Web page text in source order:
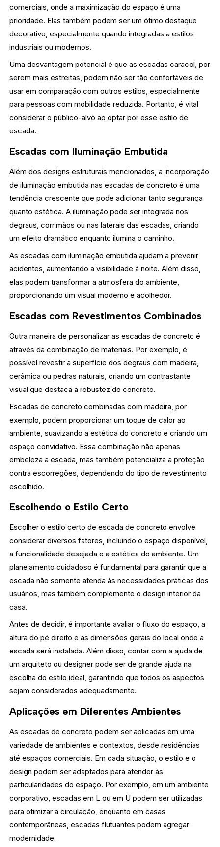
comerciais, onde a maximização do espaço é uma
prioridade. Elas também podem ser um ótimo destaque
decorativo, especialmente quando integradas a estilos
industriais ou modernos.
Uma desvantagem potencial é que as escadas caracol, por
serem mais estreitas, podem não ser tão confortáveis de
usar em comparação com outros estilos, especialmente
para pessoas com mobilidade reduzida. Portanto, é vital
considerar o público-alvo ao optar por esse estilo de
escada.
Escadas com Iluminação Embutida
Além dos designs estruturais mencionados, a incorporação
de iluminação embutida nas escadas de concreto é uma
tendência crescente que pode adicionar tanto segurança
quanto estética. A iluminação pode ser integrada nos
degraus, corrimãos ou nas laterais das escadas, criando
um efeito dramático enquanto ilumina o caminho.
As escadas com iluminação embutida ajudam a prevenir
acidentes, aumentando a visibilidade à noite. Além disso,
elas podem transformar a atmosfera do ambiente,
proporcionando um visual moderno e acolhedor.
Escadas com Revestimentos Combinados
Outra maneira de personalizar as escadas de concreto é
através da combinação de materiais. Por exemplo, é
possível revestir a superfície dos degraus com madeira,
cerâmica ou pedras naturais, criando um contrastante
visual que destaca a robustez do concreto.
Escadas de concreto combinadas com madeira, por
exemplo, podem proporcionar um toque de calor ao
ambiente, suavizando a estética do concreto e criando um
espaço convidativo. Essa combinação não apenas
embeleza a escada, mas também potencializa a proteção
contra escorregões, dependendo do tipo de revestimento
escolhido.
Escolhendo o Estilo Certo
Escolher o estilo certo de escada de concreto envolve
considerar diversos fatores, incluindo o espaço disponível,
a funcionalidade desejada e a estética do ambiente. Um
planejamento cuidadoso é fundamental para garantir que a
escada não somente atenda às necessidades práticas dos
usuários, mas também complemente o design interior da
casa.
Antes de decidir, é importante avaliar o fluxo do espaço, a
altura do pé direito e as dimensões gerais do local onde a
escada será instalada. Além disso, contar com a ajuda de
um arquiteto ou designer pode ser de grande ajuda na
escolha do estilo ideal, garantindo que todos os aspectos
sejam considerados adequadamente.
Aplicações em Diferentes Ambientes
As escadas de concreto podem ser aplicadas em uma
variedade de ambientes e contextos, desde residências
até espaços comerciais. Em cada situação, o estilo e o
design podem ser adaptados para atender às
particularidades do espaço. Por exemplo, em um ambiente
corporativo, escadas em L ou em U podem ser utilizadas
para otimizar a circulação, enquanto em casas
contemporâneas, escadas flutuantes podem agregar
modernidade.